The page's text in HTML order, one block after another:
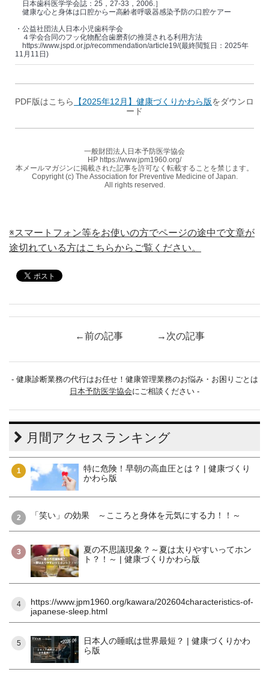
※スマートフォン等をお使いの方でページの途中で文章が
途切れている方はこちらからご覧ください。
←前の記事 →次の記事
- 健康診断業務の代行はお任せ！健康管理業務のお悩み・お困りごとは
日本予防医学協会にご相談ください -
月間アクセスランキング
1
特に危険！早朝の高血圧とは？ | 健康づくり
かわら版
2 「笑い」の効果 ～こころと身体を元気にする力！！～
3
夏の不思議現象？～夏は太りやすいってホン
ト？！～ | 健康づくりかわら版
4
https://www.jpm1960.org/kawara/202604characteristics-of-
japanese-sleep.html
5
日本人の睡眠は世界最短？ | 健康づくりかわ
ら版